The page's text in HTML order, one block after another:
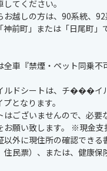
てください。
お越しの方は、90系統、
神前町」または「日尾町」
車『禁煙・ペット同乗不
ルドシートは、チ���イ
となります。
ございませんので、必要
お願い致します。 ※現金支
以外に現住所の確認できる
住民票）、または、健康保